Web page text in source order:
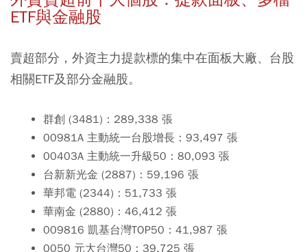
ETF與金融股
賣超部分，外資主力提款標的集中在面板大廠、台股
相關ETF及部分金融股。
群創 (3481)：289,338 張
00981A 主動統一台股增長：93,497 張
00403A 主動統一升級50：80,093 張
台新新光金 (2887)：59,196 張
華邦電 (2344)：51,733 張
華南金 (2880)：46,412 張
009816 凱基台灣TOP50：41,987 張
0050 元大台灣50：39,725 張